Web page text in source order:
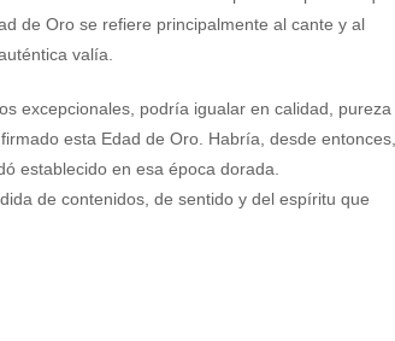
de Oro se refiere principalmente al cante y al
valía.
excepcionales, podría igualar en calidad, pureza
esta Edad de Oro. Habría, desde entonces,
establecido en esa época dorada.
de contenidos, de sentido y del espíritu que